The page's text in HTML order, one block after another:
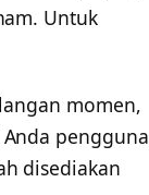
Untuk
momen,
pengguna
disediakan